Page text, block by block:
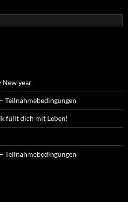
New year
Teilnahmebedingungen
füllt dich mit Leben!
Teilnahmebedingungen